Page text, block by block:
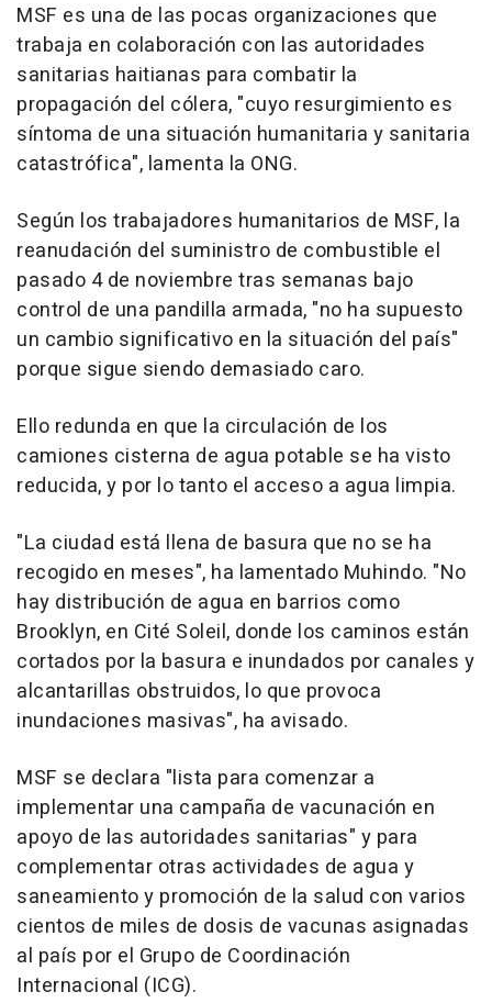
MSF es una de las pocas organizaciones que
trabaja en colaboración con las autoridades
sanitarias haitianas para combatir la
propagación del cólera, "cuyo resurgimiento es
síntoma de una situación humanitaria y sanitaria
catastrófica", lamenta la ONG.
Según los trabajadores humanitarios de MSF, la
reanudación del suministro de combustible el
pasado 4 de noviembre tras semanas bajo
control de una pandilla armada, "no ha supuesto
un cambio significativo en la situación del país"
porque sigue siendo demasiado caro.
Ello redunda en que la circulación de los
camiones cisterna de agua potable se ha visto
reducida, y por lo tanto el acceso a agua limpia.
"La ciudad está llena de basura que no se ha
recogido en meses", ha lamentado Muhindo. "No
hay distribución de agua en barrios como
Brooklyn, en Cité Soleil, donde los caminos están
cortados por la basura e inundados por canales y
alcantarillas obstruidos, lo que provoca
inundaciones masivas", ha avisado.
MSF se declara "lista para comenzar a
implementar una campaña de vacunación en
apoyo de las autoridades sanitarias" y para
complementar otras actividades de agua y
saneamiento y promoción de la salud con varios
cientos de miles de dosis de vacunas asignadas
al país por el Grupo de Coordinación
Internacional (ICG).